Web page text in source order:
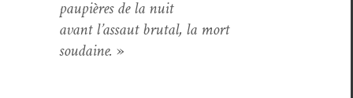
paupières de la nuit
avant l’assaut bru­tal, la mort
soudaine. »